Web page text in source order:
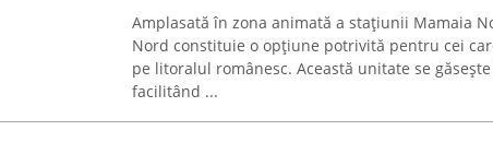
Amplasată în zona animată a stațiunii Mamaia
Nord constituie o opțiune potrivită pentru cei
pe litoralul românesc. Această unitate se
facilitând ...